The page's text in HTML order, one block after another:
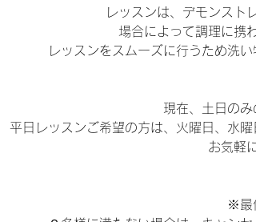
レッスンは、デモンスト
場合によって調理に携
レッスンをスムーズに行うため洗
現在、土日のみ
平日レッスンご希望の方は、火曜日、水
お気軽
※最